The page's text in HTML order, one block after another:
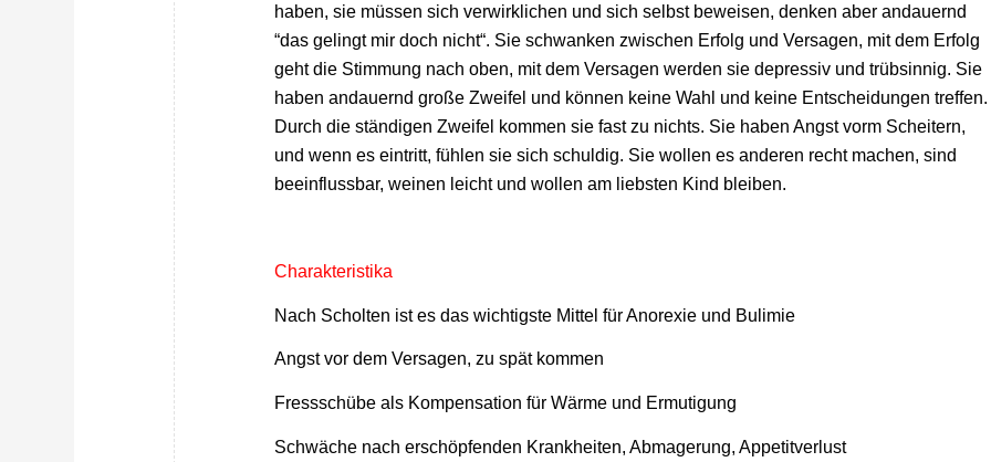
haben, sie müssen sich verwirklichen und sich selbst beweisen, denken aber andauernd
“das gelingt mir doch nicht“. Sie schwanken zwischen Erfolg und Versagen, mit dem Erfolg
geht die Stimmung nach oben, mit dem Versagen werden sie depressiv und trübsinnig. Sie
haben andauernd große Zweifel und können keine Wahl und keine Entscheidungen treffen.
Durch die ständigen Zweifel kommen sie fast zu nichts. Sie haben Angst vorm Scheitern,
und wenn es eintritt, fühlen sie sich schuldig. Sie wollen es anderen recht machen, sind
beeinflussbar, weinen leicht und wollen am liebsten Kind bleiben.
Charakteristika
Nach Scholten ist es das wichtigste Mittel für Anorexie und Bulimie
Angst vor dem Versagen, zu spät kommen
Fressschübe als Kompensation für Wärme und Ermutigung
Schwäche nach erschöpfenden Krankheiten, Abmagerung, Appetitverlust